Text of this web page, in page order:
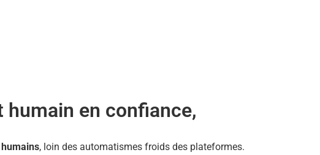
en confiance,
, loin des automatismes froids des plateformes.